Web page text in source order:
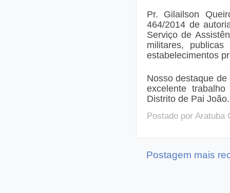
Pr. Gilailson
464/2014 de
Serviço de
militares,
estabelecimentos
Nosso destaque
excelente
Distrito de Pai
Postado por Aratuba
Postagem mais